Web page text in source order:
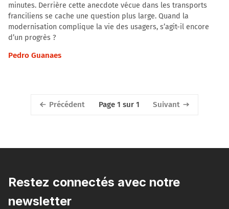
minutes. Derrière cette anecdote vécue dans les transports
franciliens se cache une question plus large. Quand la
modernisation complique la vie des usagers, s’agit-il encore
d’un progrès ?
Pedro Guanaes
Précédent Page 1 sur 1 Suivant
Restez connectés avec notre
newsletter